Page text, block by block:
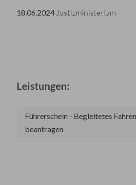
18.06.2024Justizministerium
Leistungen:
Führerschein - Begleitetes
beantragen